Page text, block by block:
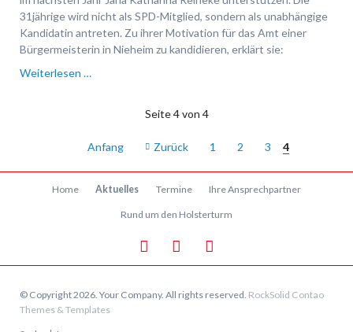
31jährige wird nicht als SPD-Mitglied, sondern als unabhängige
Kandidatin antreten. Zu ihrer Motivation für das Amt einer
Bürgermeisterin in Nieheim zu kandidieren, erklärt sie:
Weiterlesen …
Seite 4 von 4
Anfang Zurück 1 2 3 4
Navigation
Home Aktuelles Termine Ihre Ansprechpartner
Rund um den Holsterturm
© Copyright 2026. Your Company. All rights reserved. RockSolid Contao
Themes & Templates